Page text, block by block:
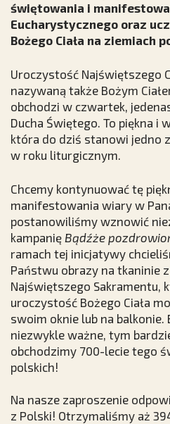
świętowania i
Eucharystycznego oraz
Bożego Ciała na ziemiach
Uroczystość Najświętszego
nazywaną także Bożym
obchodzi w czwartek,
Ducha Świętego. To piękna i
która do dziś stanowi jedno
w roku liturgicznym.
Chcemy kontynuować tę
manifestowania wiary w
postanowiliśmy wznowić
kampanię Bądźże
ramach tej inicjatywy
Państwu obrazy na tkaninie
Najświętszego Sakramentu,
uroczystość Bożego Ciała
swoim oknie lub na balkonie.
niezwykle ważne, tym
obchodzimy 700-lecie tego
polskich!
Na nasze zaproszenie
z Polski! Otrzymaliśmy aż